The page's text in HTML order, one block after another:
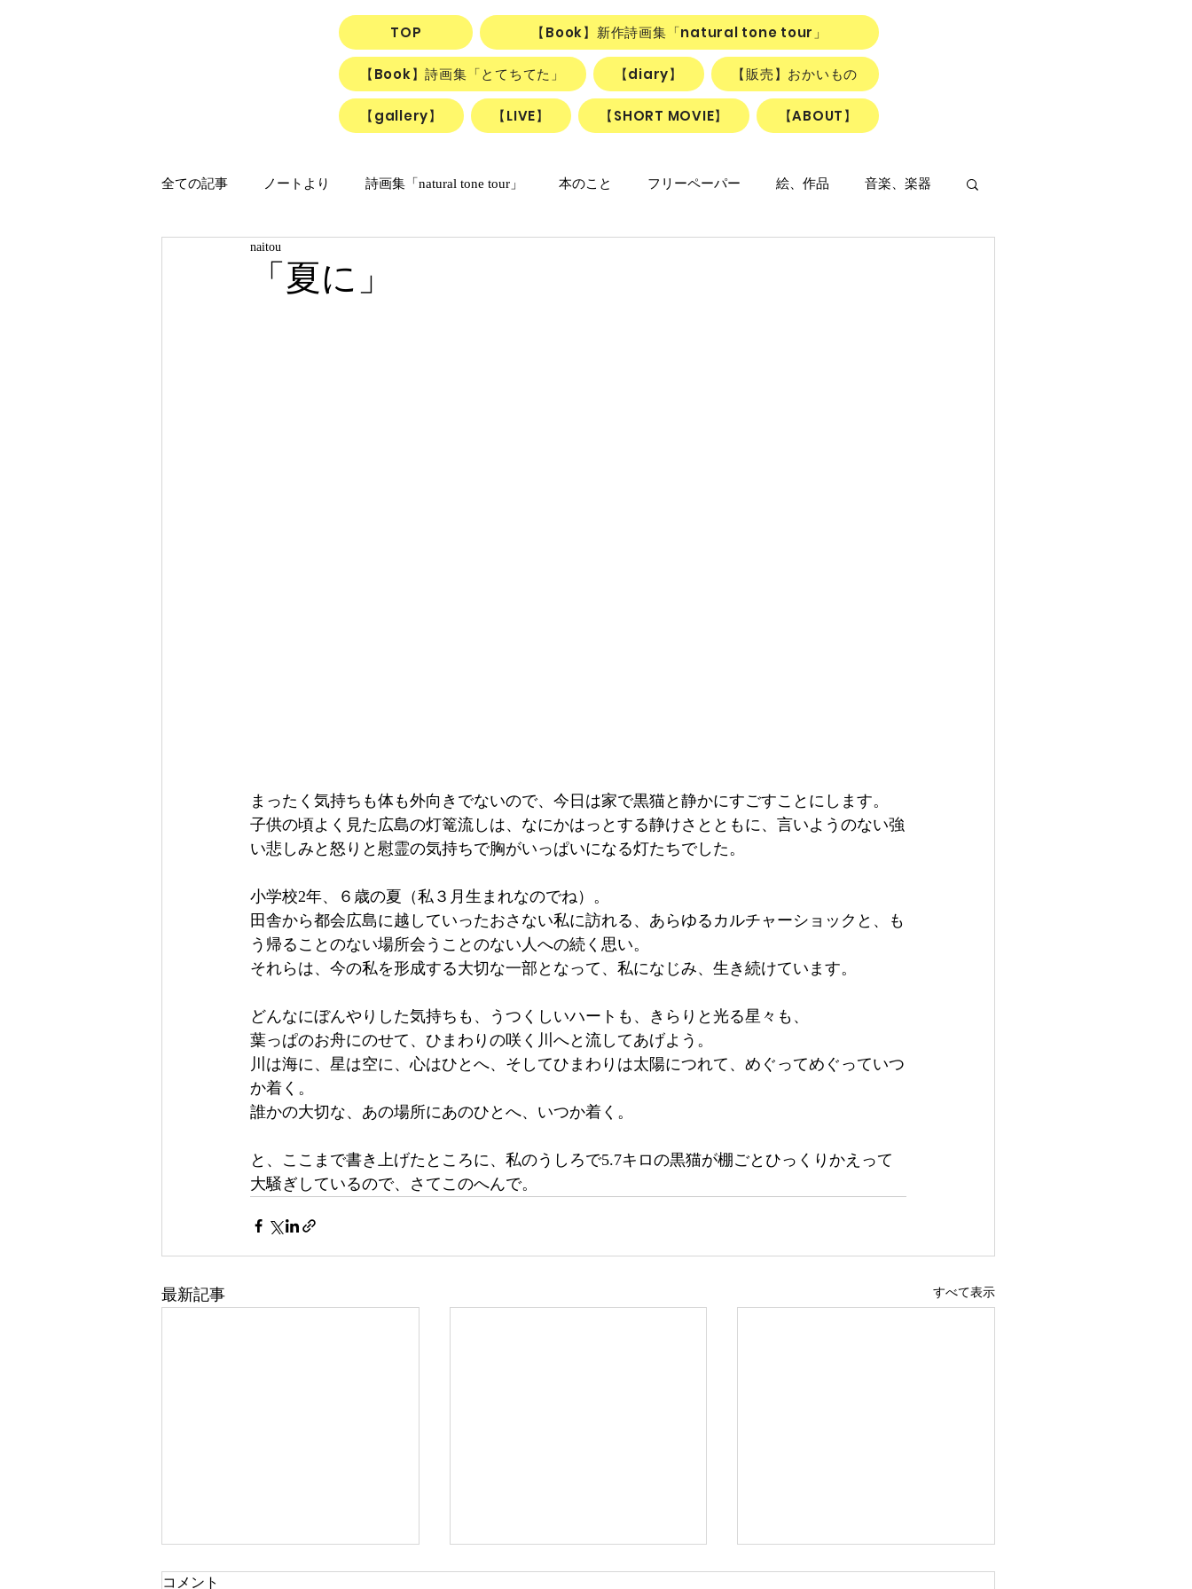
TOP 【Book】新作詩画集「natural tone tour」
【Book】詩画集「とてちてた」 【diary】 【販売】おかいもの
【gallery】 【LIVE】 【SHORT MOVIE】 【ABOUT】
全ての記事 ノートより 詩画集「natural tone tour」 本のこと フリーペーパー 絵、作品 音楽、楽器
猫
「夏に」
naitou
まったく気持ちも体も外向きでないので、今日は家で黒猫と静かにすごすことにします。
子供の頃よく見た広島の灯篭流しは、なにかはっとする静けさとともに、言いようのない強
い悲しみと怒りと慰霊の気持ちで胸がいっぱいになる灯たちでした。
小学校2年、６歳の夏（私３月生まれなのでね）。
田舎から都会広島に越していったおさない私に訪れる、あらゆるカルチャーショックと、も
う帰ることのない場所会うことのない人への続く思い。
それらは、今の私を形成する大切な一部となって、私になじみ、生き続けています。
どんなにぼんやりした気持ちも、うつくしいハートも、きらりと光る星々も、
葉っぱのお舟にのせて、ひまわりの咲く川へと流してあげよう。
川は海に、星は空に、心はひとへ、そしてひまわりは太陽につれて、めぐってめぐっていつ
か着く。
誰かの大切な、あの場所にあのひとへ、いつか着く。
と、ここまで書き上げたところに、私のうしろで5.7キロの黒猫が棚ごとひっくりかえって
大騒ぎしているので、さてこのへんで。
最新記事 すべて表示
コメント